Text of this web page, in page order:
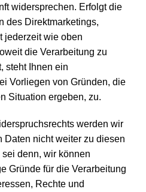
widersprechen. Erfolgt die
des Direktmarketings,
jederzeit wie oben
die Verarbeitung zu
steht Ihnen ein
Vorliegen von Gründen, die
Situation ergeben, zu.
werden wir
Daten nicht weiter zu diesen
denn, wir können
Gründe für die Verarbeitung
Rechte und